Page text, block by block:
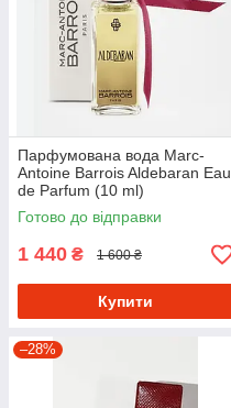
Парфумована вода Marc-
Antoine Barrois Aldebaran Eau
de Parfum (10 ml)
Готово до відправки
1 440 ₴ 1 600 ₴
Купити
–28%